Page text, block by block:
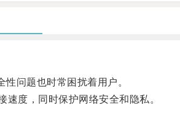
问题也时常困扰着用户。
度，同时保护网络安全和隐私。